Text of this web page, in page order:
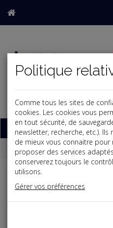
Base documentaire
Dépêches
Liste des dernières
Comme tous les sites de
cookies. Les cookies vous
en tout sécurité, de
newsletter, recherche, etc.).
de mieux vous connaitre pour
proposer des services
conserverez toujours le
utilisons.
Gérer vos préférences